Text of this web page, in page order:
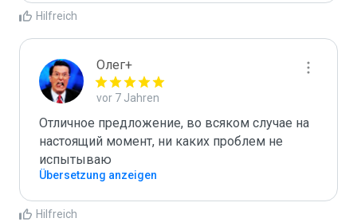
Hilfreich
Олег+
vor 7 Jahren
Отличное предложение, во всяком случае на
настоящий момент, ни каких проблем не
испытываю
Übersetzung anzeigen
Hilfreich